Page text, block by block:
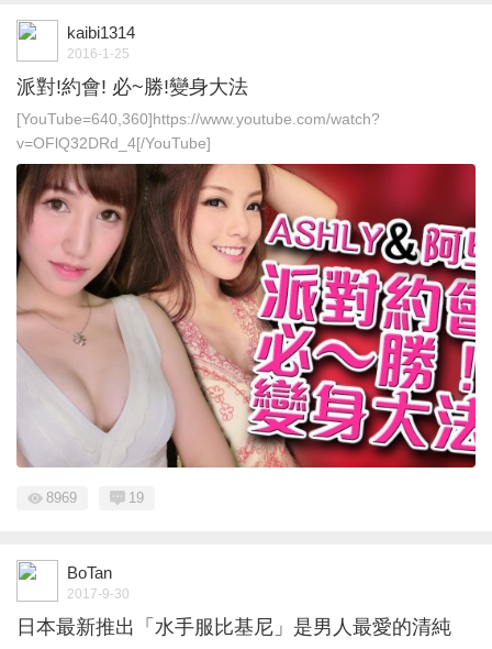
kaibi1314
2016-1-25
派對!約會! 必~勝!變身大法
[YouTube=640,360]https://www.youtube.com/watch?
v=OFlQ32DRd_4[/YouTube]
8969 19
BoTan
2017-9-30
日本最新推出「水手服比基尼」是男人最愛的清純